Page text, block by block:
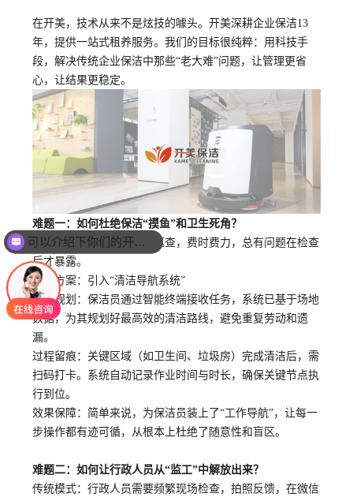
在开美，技术从来不是炫技的噱头。 开美深耕企业保洁13
年，提供一站式租养服务。 我们的目标很纯粹：用科技手
段，解决传统企业保洁中那些“老大难”问题，让管理更省
心，让结果更稳定。
难题一：如何杜绝保洁“摸鱼”和卫生死角？
传统模式：靠管理员不停巡查，费时费力，总有问题在检查
后才暴露。
解决方案：引入“清洁导航系统”
路径规划：保洁员通过智能终端接收任务，系统已基于场地
数据，为其规划好最高效的清洁路线，避免重复劳动和遗
漏。
过程留痕：关键区域（如卫生间、垃圾房）完成清洁后，需
扫码打卡。系统自动记录作业时间与时长，确保关键节点执
行到位。
效果保障：简单来说，为保洁员装上了“工作导航”，让每一
步操作都有迹可循，从根本上杜绝了随意性和盲区。
难题二：如何让行政人员从“监工”中解放出来？
传统模式：行政人员需要频繁现场检查，拍照反馈，在微信
可以介绍下你们的开荒保洁业务么？